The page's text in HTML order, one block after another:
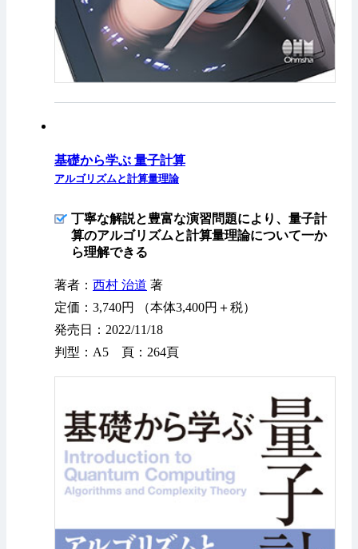
基礎から学ぶ 量子計算
アルゴリズムと計算量理論
丁寧な解説と豊富な演習問題により、量子計
算のアルゴリズムと計算量理論について一か
ら理解できる
著者： 西村 治道 著
定価：3,740円 （本体3,400円＋税）
発売日：2022/11/18
判型：A5 頁：264頁